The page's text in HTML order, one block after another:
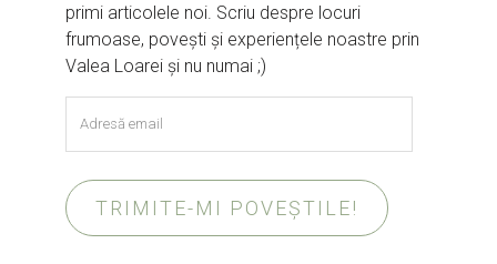
primi articolele noi. Scriu despre locuri
frumoase, povești și experiențele noastre prin
Valea Loarei și nu numai ;)
email
TRIMITE-MI POVEȘTILE!